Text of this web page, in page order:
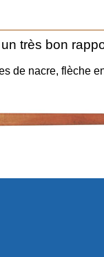
très bon
de nacre, flèche